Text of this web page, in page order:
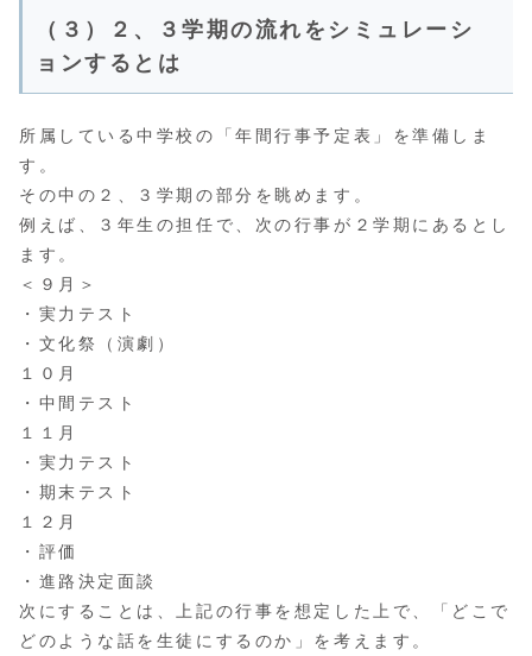
（３）２、３学期の流れをシミュレーシ
ョンするとは
所属している中学校の「年間行事予定表」を準備しま
す。
その中の２、３学期の部分を眺めます。
例えば、３年生の担任で、次の行事が２学期にあるとし
ます。
＜９月＞
・実力テスト
・文化祭（演劇）
１０月
・中間テスト
１１月
・実力テスト
・期末テスト
１２月
・評価
・進路決定面談
次にすることは、上記の行事を想定した上で、「どこで
どのような話を生徒にするのか」を考えます。